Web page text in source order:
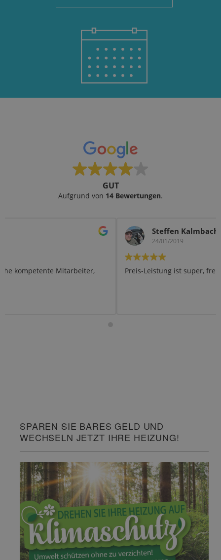
GUT
Aufgrund von 14 Bewertungen.
Steffen Kalmbach-Mall
Preis-Leistung ist super, freundlich und sehr kompetent
SPAREN SIE BARES GELD UND
WECHSELN JETZT IHRE HEIZUNG!